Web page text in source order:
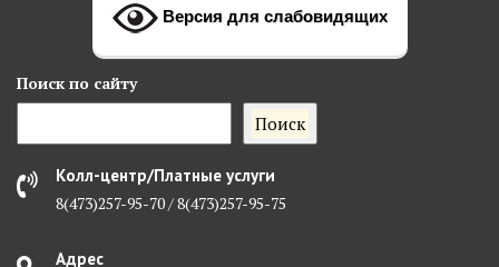
Версия для слабовидящих
Поиск по сайту
Поиск
Колл-центр/Платные услуги
8(473)257-95-70 / 8(473)257-95-75
Адрес